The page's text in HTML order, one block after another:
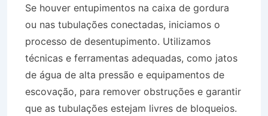
Se houver entupimentos na caixa de gordura
ou nas tubulações conectadas, iniciamos o
processo de desentupimento. Utilizamos
técnicas e ferramentas adequadas, como jatos
de água de alta pressão e equipamentos de
escovação, para remover obstruções e garantir
que as tubulações estejam livres de bloqueios.